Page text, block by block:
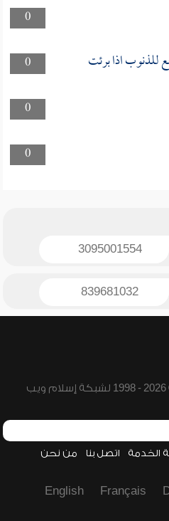
0
0
للذنوب اذا برئت
0
0
3095001554
839681032
الخدمة اتصل بنا من نحن
Français
English